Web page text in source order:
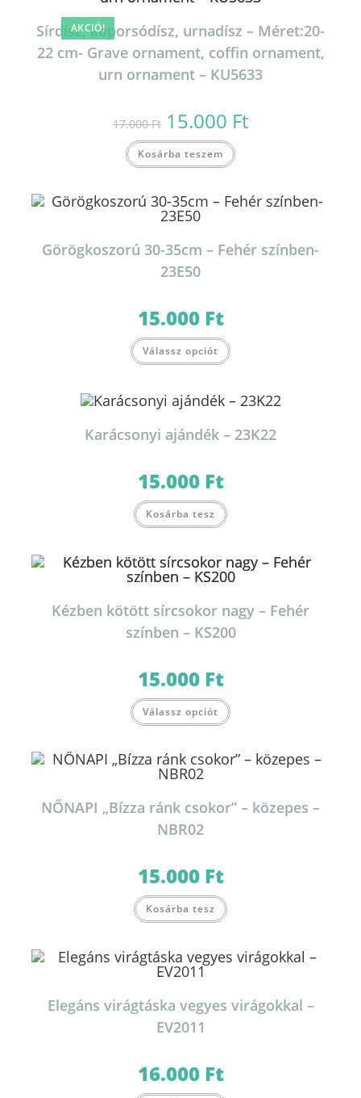
AKCIÓ!
Sírdísz, koporsódísz, urnadísz – Méret:20-
22 cm- Grave ornament, coffin ornament,
urn ornament – KU5633
17.000Ft
Original
price
was:
17.000 Ft.
15.000 FtCurrent
price
Kosárba teszem
Görögkoszorú 30-35cm – Fehér színben-
23E50
15.000 Ft
Válassz opciót
Karácsonyi ajándék – 23K22
15.000 Ft
Kosárba tesz
Kézben kötött sírcsokor nagy – Fehér
színben – KS200
15.000 Ft
Válassz opciót
NŐNAPI „Bízza ránk csokor” – közepes –
NBR02
15.000 Ft
Kosárba tesz
Elegáns virágtáska vegyes virágokkal –
EV2011
16.000 Ft